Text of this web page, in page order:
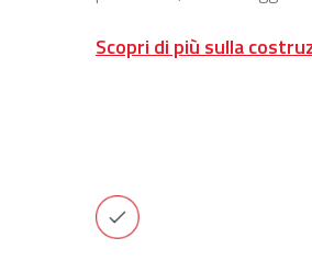
Scopri di più sulla